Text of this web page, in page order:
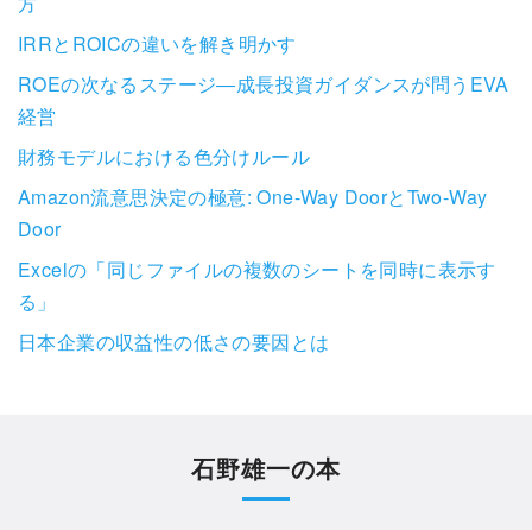
IRRとROICの違いを解き明かす
ROEの次なるステージ―成長投資ガイダンスが問うEVA
経営
財務モデルにおける色分けルール
Amazon流意思決定の極意: One-Way DoorとTwo-Way
Door
Excelの「同じファイルの複数のシートを同時に表示す
る」
日本企業の収益性の低さの要因とは
石野雄一の本